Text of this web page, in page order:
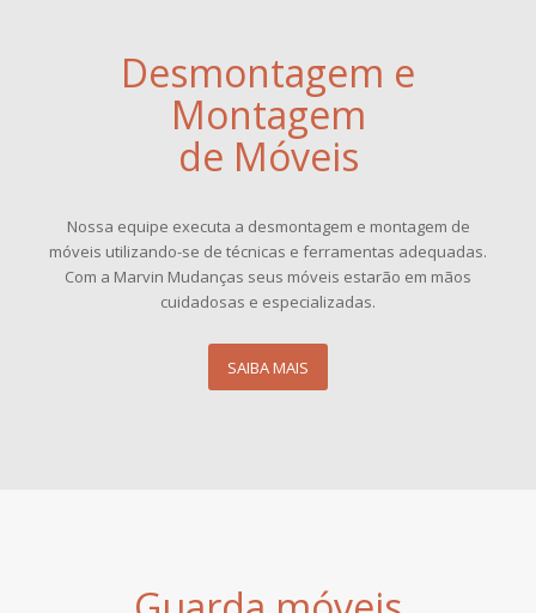
Desmontagem e
Montagem
de Móveis
Nossa equipe executa a desmontagem e montagem de
móveis utilizando-se de técnicas e ferramentas adequadas.
Com a Marvin Mudanças seus móveis estarão em mãos
cuidadosas e especializadas.
SAIBA MAIS